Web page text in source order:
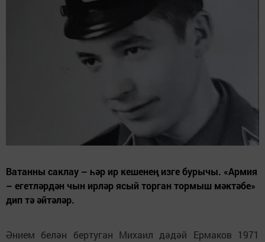
Ватанны саклау – һәр ир кешенең изге бурычы. «Армия
– егетләрдән чын ирләр ясый торган тормыш мәктәбе»
дип тә әйтәләр.
Әнием белән бертуган Михаил дәдәй Ермаков 1971